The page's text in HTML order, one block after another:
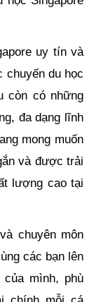
uy tín và
chuyến du học
còn có những
đa dạng lĩnh
mong muốn
và được trải
lượng cao tại
chuyên môn
các bạn lên
mình, phù